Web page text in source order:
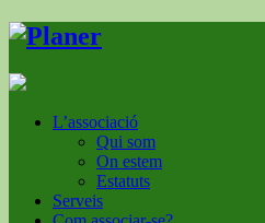
L’associació
Qui som
On estem
Estatuts
Serveis